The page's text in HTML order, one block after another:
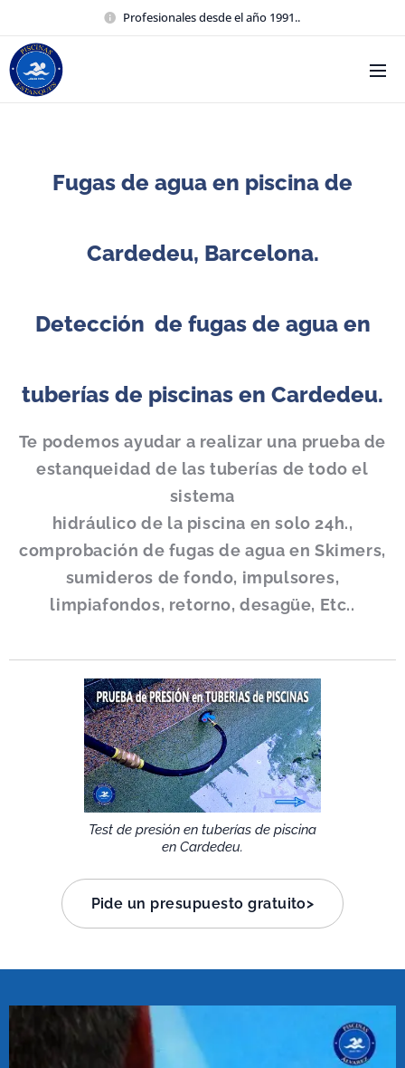
Profesionales desde el año 1991..
Fugas de agua en piscina de
Cardedeu, Barcelona.
Detección de fugas de agua en
tuberías de piscinas en Cardedeu.
Te podemos ayudar a realizar una prueba de
estanqueidad de las tuberías de todo el
sistema
hidráulico de la piscina en solo 24h.,
comprobación de fugas de agua en Skimers,
sumideros de fondo, impulsores,
limpiafondos, retorno, desagüe, Etc..
Test de presión en tuberías de piscina
en Cardedeu.
Pide un presupuesto gratuito>